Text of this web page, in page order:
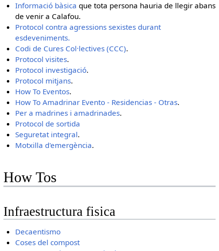
Informació bàsica que tota persona hauria de llegir abans
de venir a Calafou.
Protocol contra agressions sexistes durant
esdeveniments.
Codi de Cures Col·lectives (CCC).
Protocol visites.
Protocol investigació.
Protocol mitjans.
How To Eventos.
How To Amadrinar Evento - Residencias - Otras.
Per a madrines i amadrinades.
Protocol de sortida
Seguretat integral.
Motxilla d'emergència.
How Tos
Infraestructura fisica
Decaentismo
Coses del compost